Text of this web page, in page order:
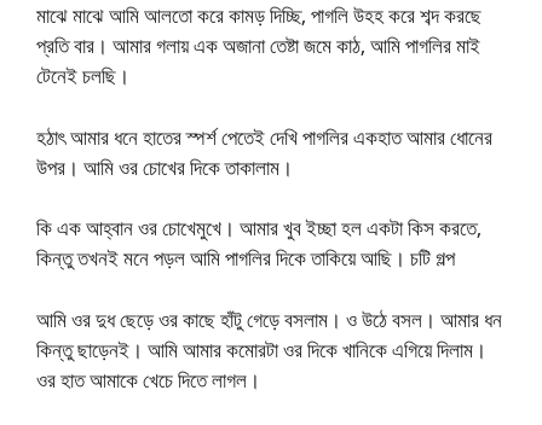
মাঝে মাঝে আমি আলতো করে কামড় দিচ্ছি, পাগলি উহহ করে শব্দ করছে
প্রতি বার। আমার গলায় এক অজানা তেষ্টা জমে কাঠ, আমি পাগলির মাই
টেনেই চলছি।
হঠাৎ আমার ধনে হাতের স্পর্শ পেতেই দেখি পাগলির একহাত আমার ধোনের
উপর। আমি ওর চোখের দিকে তাকালাম।
কি এক আহ্বান ওর চোখেমুখে। আমার খুব ইচ্ছা হল একটা কিস করতে,
কিন্তু তখনই মনে পড়ল আমি পাগলির দিকে তাকিয়ে আছি। চটি গল্প
আমি ওর দুধ ছেড়ে ওর কাছে হাঁটু গেড়ে বসলাম। ও উঠে বসল। আমার ধন
কিন্তু ছাড়েনই। আমি আমার কমোরটা ওর দিকে খানিকে এগিয়ে দিলাম।
ওর হাত আমাকে খেচে দিতে লাগল।